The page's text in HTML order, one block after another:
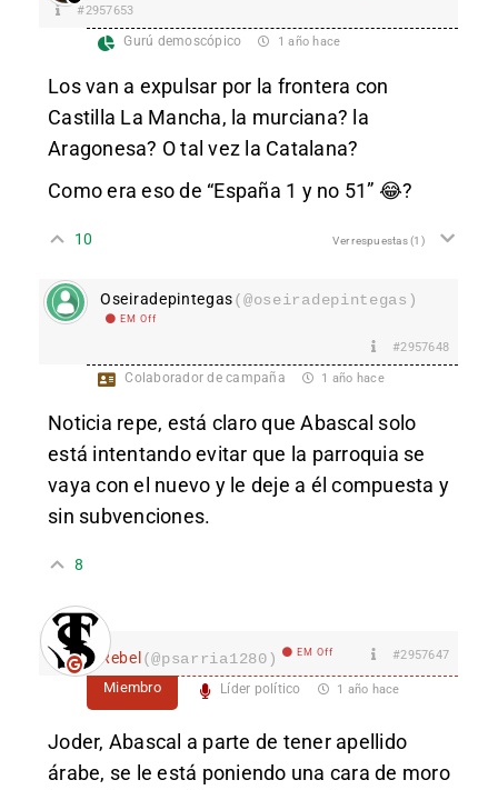
#2957653
Gurú demoscópico 1 año hace
Los van a expulsar por la frontera con
Castilla La Mancha, la murciana? la
Aragonesa? O tal vez la Catalana?
Como era eso de “España 1 y no 51” 😂?
10 Ver respuestas(1)
Oseiradepintegas(@oseiradepintegas)
EM Off
#2957648
Colaborador de campaña 1 año hace
Noticia repe, está claro que Abascal solo
está intentando evitar que la parroquia se
vaya con el nuevo y le deje a él compuesta y
sin subvenciones.
8
Rebel(@psarria1280) EM Off #2957647
Miembro Líder político 1 año hace
Joder, Abascal a parte de tener apellido
árabe, se le está poniendo una cara de moro